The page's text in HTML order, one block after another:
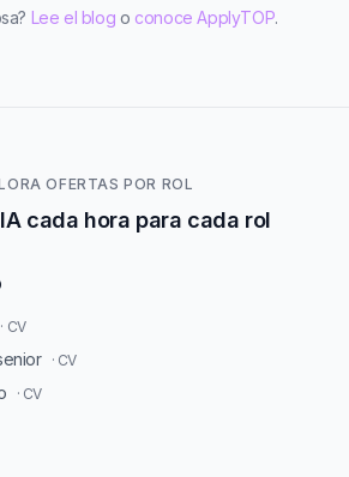
Lee el blog o conoce ApplyTOP.
OFERTAS POR ROL
cada hora para cada rol
· CV
· CV
· CV